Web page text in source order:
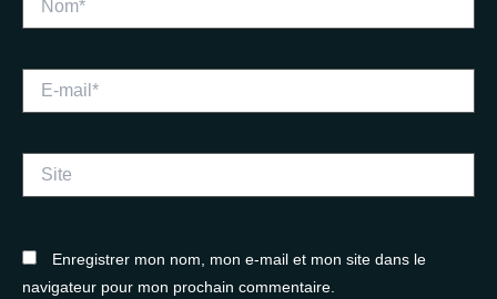
mail*
Enregistrer mon nom, mon e-mail et mon site dans le
navigateur pour mon prochain commentaire.